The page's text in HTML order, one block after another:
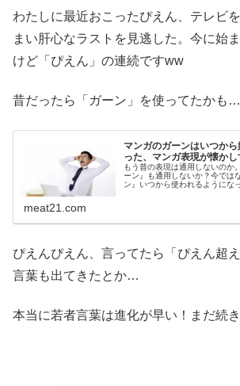
わたしに最近おこったぴえん、テレビ
まい肝心なラストを見逃した。今に始
けど「ぴえん」の連続ですww
昔だったら「ガーン」を使ってたかも…
マンガのガーンはいつか
った、マンガ表現が懐かし
もう昔の表現は通用しないのか
ーン』も通用しないか？今では
ン』いつから使われるようにな
meat21.com
ぴえんぴえん、言ってたら「ぴえん超
言葉も出てきたとか…
本当に若者言葉は進化が早い！まだ続